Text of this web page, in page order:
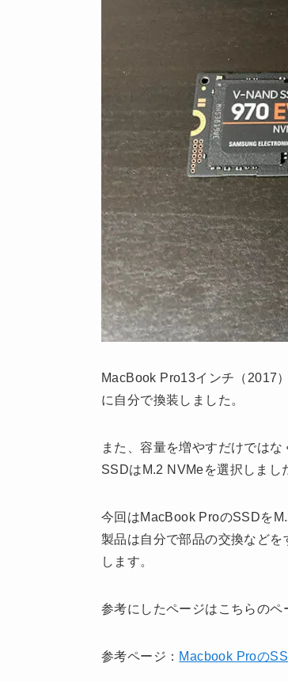
MacBook Pro13インチ（2017
に自分で換装しました。
また、容量を増やすだけでは
SSDはM.2 NVMeを選択しまし
今回はMacBook ProのSSDを
製品は自分で部品の交換など
します。
参考にしたページはこちらのペ
参考ページ： Macbook Proの